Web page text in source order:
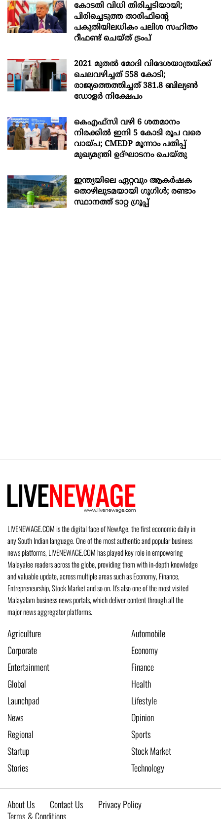
കോടതി വിധി തിരിച്ചടിയായി;
പിരിച്ചെടുത്ത താരിഫിന്‍റെ
പകുതിയിലധികം പലിശ സഹിതം
റീഫണ്ട് ചെയ്ത് ട്രംപ്
2021 മുതൽ മോദി വിദേശയാത്രയ്ക്ക്
ചെലവഴിച്ചത് 558 കോടി;
രാജ്യത്തെത്തിച്ചത് 381.8 ബില്യൺ
ഡോളർ നിക്ഷേപം
കെഎഫ്സി വഴി 6 ശതമാനം
നിരക്കിൽ ഇനി 5 കോടി രൂപ വരെ
വായ്പ; CMEDP മൂന്നാം പതിപ്പ്
മുഖ്യമന്ത്രി ഉദ്ഘാടനം ചെയ്തു
ഇന്ത്യയിലെ ഏറ്റവും ആകര്‍ഷക
തൊഴിലുടമയായി ഗൂഗിള്‍; രണ്ടാം
സ്ഥാനത്ത് ടാറ്റ ഗ്രൂപ്പ്
LIVENEWAGE.COM is the digital face of NewAge, the first economic daily in
any South Indian language. One of the most authentic and popular business
news platforms, LIVENEWAGE.COM has played key role in empowering
Malayalee readers across the globe, providing them with in-depth knowledge
and valuable update, across multiple areas such as Economy, Finance,
Entrepreneurship, Stock Market and so on. It's also one of the most visited
Malayalam business news portals, which deliver content through all the
major news aggregator platforms.
Agriculture
Automobile
Corporate
Economy
Entertainment
Finance
Global
Health
Launchpad
Lifestyle
News
Opinion
Regional
Sports
Startup
Stock Market
Stories
Technology
About Us Contact Us
Privacy Policy
Terms & Conditions